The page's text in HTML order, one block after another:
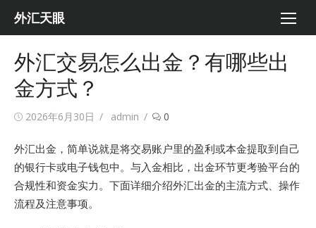
Skip
外汇天眼
外汇交易怎么出金？有哪些出
金方式？
Posted
2026年6月30日 Author
admin 0
外汇出金，简单说就是将交易账户里的盈利或本金提取到自己
的银行卡或电子钱包中。与入金相比，出金环节更考验平台的
合规性和资金实力。下面详细介绍外汇出金的主流方式、操作
流程及注意事项。